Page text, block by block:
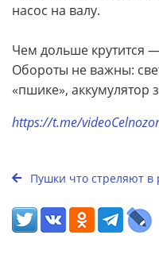
насос на валу.
Чем дольше крутится
Обороты не важны:
«пшике», аккумулятор
https://t.me/
Пушки что стреляют в